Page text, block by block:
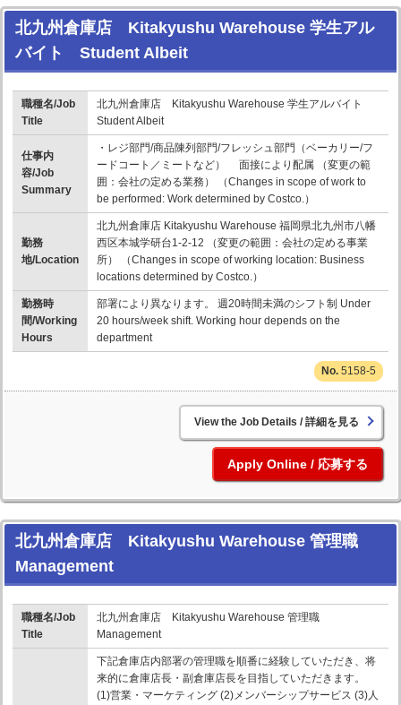
北九州倉庫店 Kitakyushu Warehouse 学生アル
バイト Student Albeit
職種名/Job
Title
北九州倉庫店 Kitakyushu Warehouse 学生アルバイト
Student Albeit
仕事内
容/Job
Summary
・レジ部門/商品陳列部門/フレッシュ部門（ベーカリー/フ
ードコート／ミートなど） 面接により配属 （変更の範
囲：会社の定める業務） （Changes in scope of work to
be performed: Work determined by Costco.）
勤務
地/Location
北九州倉庫店 Kitakyushu Warehouse 福岡県北九州市八幡
西区本城学研台1-2-12 （変更の範囲：会社の定める事業
所） （Changes in scope of working location: Business
locations determined by Costco.）
勤務時
間/Working
Hours
部署により異なります。 週20時間未満のシフト制 Under
20 hours/week shift. Working hour depends on the
department
5158-5
詳細を見る
応募する
北九州倉庫店 Kitakyushu Warehouse 管理職
Management
職種名/Job
Title
北九州倉庫店 Kitakyushu Warehouse 管理職
Management
下記倉庫店内部署の管理職を順番に経験していただき、将
来的に倉庫店長・副倉庫店長を目指していただきます。
(1)営業・マーケティング (2)メンバーシップサービス (3)人